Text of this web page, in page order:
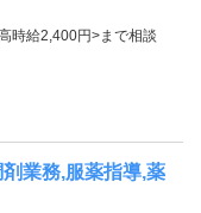
時給2,400円>まで相談
業務,服薬指導,薬